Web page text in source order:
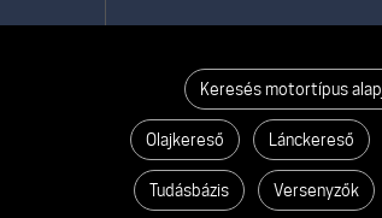
Keresés motortípus
Olajkereső Lánckereső
Tudásbázis Versenyzők